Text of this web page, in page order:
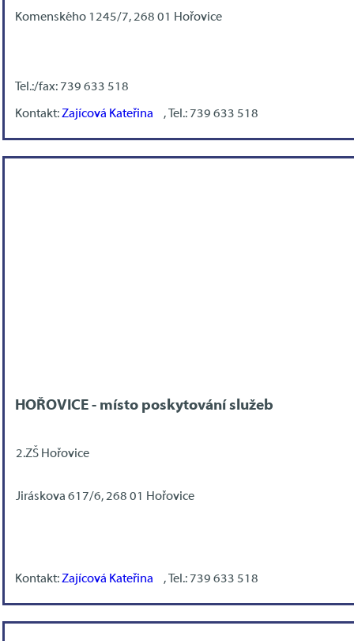
Komenského 1245/7, 268 01 Hořovice
Tel.:/fax: 739 633 518
Kontakt:Zajícová Kateřina , Tel.: 739 633 518
HOŘOVICE - místo poskytování služeb
2.ZŠ Hořovice
Jiráskova 617/6, 268 01 Hořovice
Kontakt:Zajícová Kateřina , Tel.: 739 633 518